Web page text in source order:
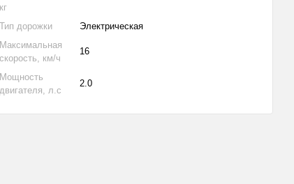
кг
Тип дорожки
Электрическая
Максимальная
скорость, км/ч
16
Мощность
двигателя, л.с
2.0